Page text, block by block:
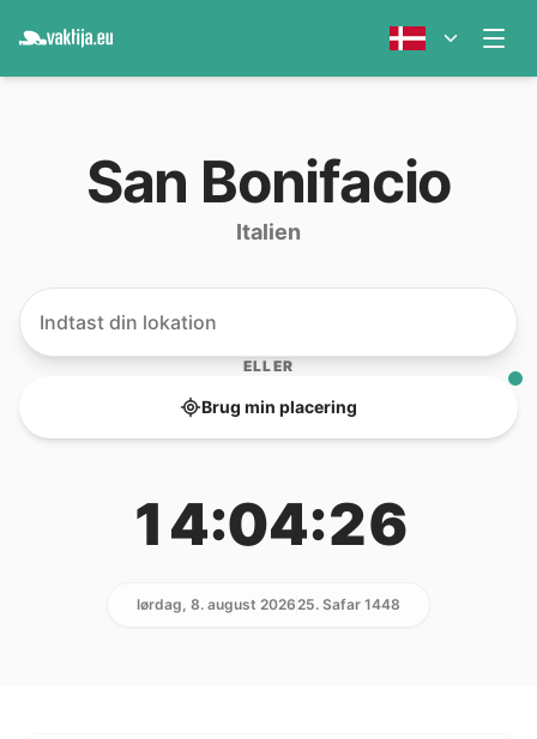
San Bonifacio
Italien
ELLER
Brug min placering
14:04:26
lørdag, 8. august 202625. Safar 1448